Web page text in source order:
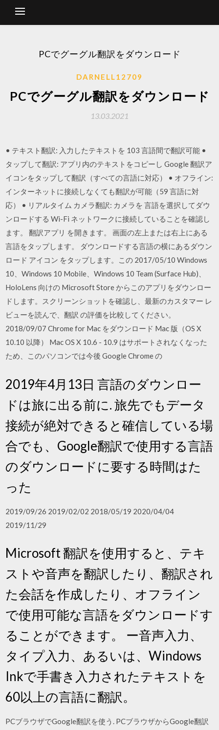
PCでグーグル翻訳をダウンロード
DARNELL12709
PCでグーグル翻訳をダウンロード
13.03.2021
• テキスト翻訳: 入力したテキストを 103 言語間で翻訳可能 •
タップして翻訳: アプリ内のテキストをコピーし Google 翻訳ア
イコンをタップして翻訳（すべての言語に対応） • オフライン:
インターネットに接続しなくても翻訳が可能（59 言語に対
応） • リアルタイム カメラ翻訳: カメラを 言語を選択してダウ
ンロードする Wi-Fi ネットワークに接続していることを確認し
ます。 翻訳アプリ を開きます。 画面の左上または右上にある
言語をタップします。 ダウンロードする言語の横にあるダウン
ロード アイコン をタップします。この 2017/05/10 Windows
10、Windows 10 Mobile、Windows 10 Team (Surface Hub)、
HoloLens 向けの Microsoft Store からこのアプリをダウンロー
ドします。スクリーンショットを確認し、最新のカスタマー レ
ビューを読んで、翻訳 の評価を比較してください。
2018/09/07 Chrome for Mac をダウンロード Mac 版（OS X
10.10 以降） Mac OS X 10.6 - 10.9 はサポートされなくなった
ため、このパソコンでは今後 Google Chrome の
2019年4月13日 言語のダウンロー
ドは旅に出る前に. 旅先でもデータ
接続が絶対できると確信している場
合でも、Google翻訳で使用する言語
のダウンロードに要する時間はた
った
2019/09/26 2019/02/02 2018/05/19 2020/04/04
2019/11/29
Microsoft 翻訳を使用すると、テキ
ストや音声を翻訳したり、翻訳され
た会話を作成したり、オフライン
で使用可能な言語をダウンロードす
ることができます。 ー音声入力、
タイプ入力、あるいは、Windows
Inkで手書き入力されたテキストを
60以上の言語に翻訳。
PCブラウザでGoogle翻訳を使う. PCブラウザからGoogle翻訳